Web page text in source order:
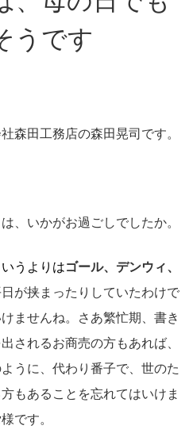
うです
森田工務店の森田晃司です。
、いかがお過ごしでしたか。
いうよりはゴール、デンウィ、
が挟まったりしていたわけで
ませんね。さあ繁忙期、書き
されるお商売の方もあれば、
うに、代わり番子で、世のた
もあることを忘れてはいけま
です。